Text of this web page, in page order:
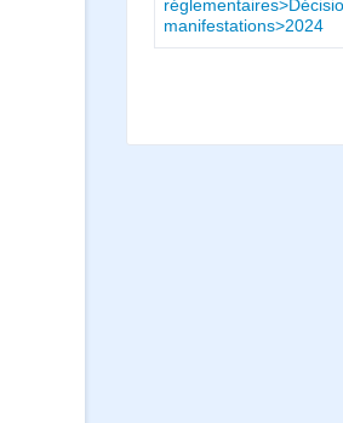
manifestations>2024